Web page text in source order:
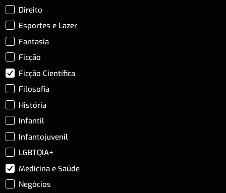
Direito
Esportes e Lazer
Fantasia
Ficção
Ficção Científica
Filosofia
História
Infantil
Infantojuvenil
LGBTQIA+
Medicina e Saúde
Negócios